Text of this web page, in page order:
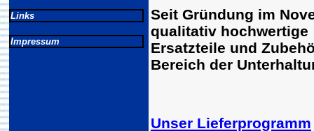
Links
Impressum
Seit Gründung im
qualitativ hochwertige
Ersatzteile und
Bereich der
Unser Lieferprogramm